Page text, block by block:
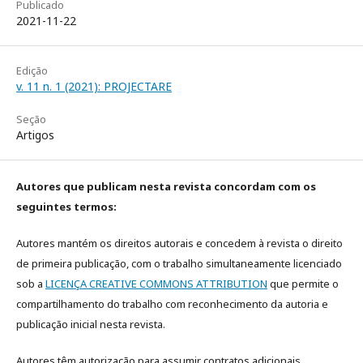
Publicado
2021-11-22
Edição
v. 11 n. 1 (2021): PROJECTARE
Seção
Artigos
Autores que publicam nesta revista concordam com os
seguintes termos:
Autores mantém os direitos autorais e concedem à revista o direito
de primeira publicação, com o trabalho simultaneamente licenciado
sob a LICENÇA CREATIVE COMMONS ATTRIBUTION que permite o
compartilhamento do trabalho com reconhecimento da autoria e
publicação inicial nesta revista.